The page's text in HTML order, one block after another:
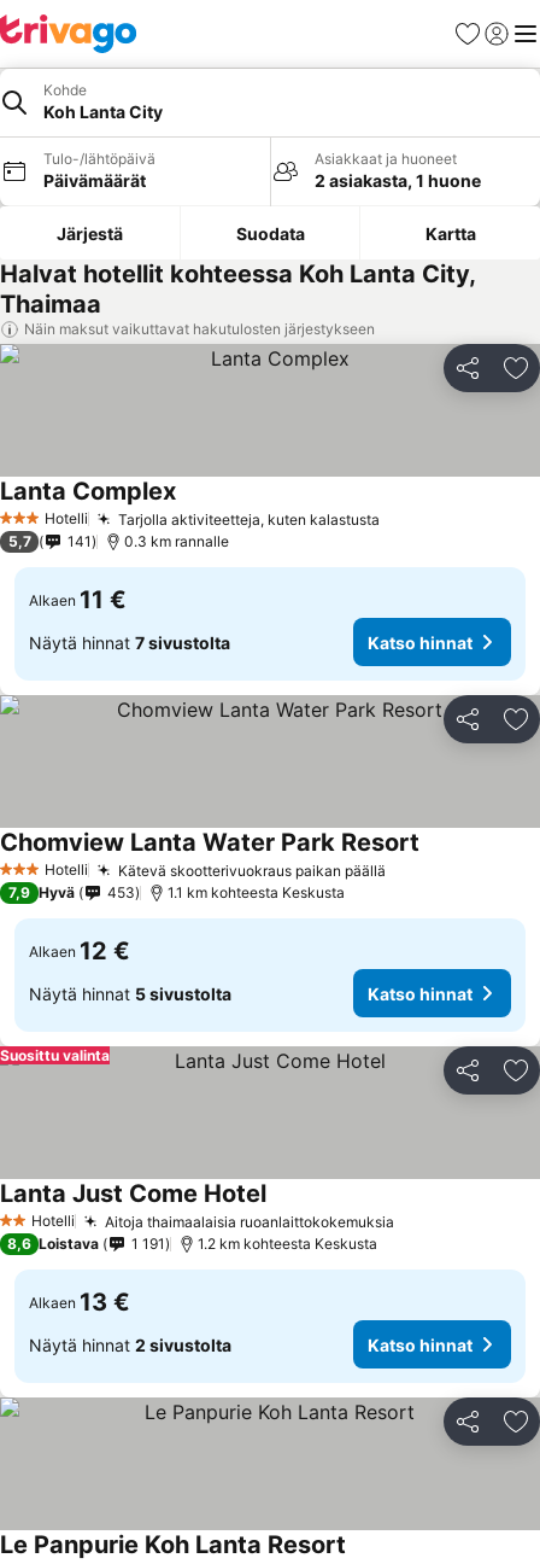
Suosikit
Kohde
Koh Lanta City
Tulo-/lähtöpäivä
Päivämäärät
Asiakkaat ja huoneet
2 asiakasta, 1 huone
Järjestä Suodata Kartta
Halvat hotellit kohteessa Koh Lanta City,
Thaimaa
Näin maksut vaikuttavat hakutulosten järjestykseen
Jaa
3 Tähtiluokitus
Hotelli Tarjolla aktiviteetteja, kuten kalastusta
Lanta Complex
5,7 141 0.3 km rannalle
Alkaen 11 €
Näytä hinnat 7 sivustolta Katso hinnat
Jaa
3 Tähtiluokitus
Hotelli Kätevä skootterivuokraus paikan päällä
Chomview Lanta Water Park Resort
7,9 Hyvä 453 1.1 km kohteesta Keskusta
Alkaen 12 €
Näytä hinnat 5 sivustolta Katso hinnat
Jaa
Suosittu valinta
2 Tähtiluokitus
Hotelli Aitoja thaimaalaisia ruoanlaittokokemuksia
Lanta Just Come Hotel
8,6 Loistava 1 191 1.2 km kohteesta Keskusta
Alkaen 13 €
Näytä hinnat 2 sivustolta Katso hinnat
Jaa
Le Panpurie Koh Lanta Resort